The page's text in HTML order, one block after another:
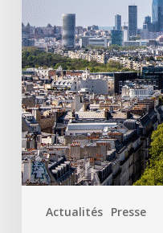
Actualités Presse
pour
l’entretien
et
la
valorisation
de
son
patrimoine
végétal